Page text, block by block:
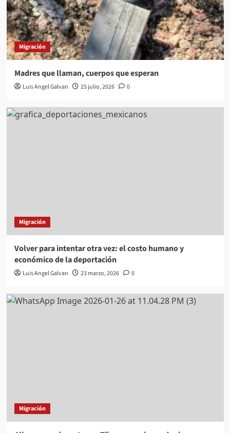
Migración
Madres que llaman, cuerpos que esperan
Luis Angel Galvan 25 julio, 2026 0
Migración
Volver para intentar otra vez: el costo humano y
económico de la deportación
Luis Angel Galvan 23 marzo, 2026 0
Migración